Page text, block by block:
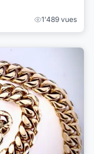
1'489 vues